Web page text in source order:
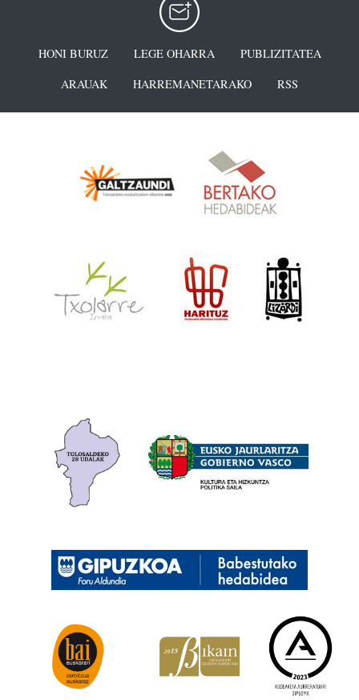
HONI BURUZ LEGE OHARRA
PUBLIZITATEA
ARAUAK
HARREMANETARAKO RSS